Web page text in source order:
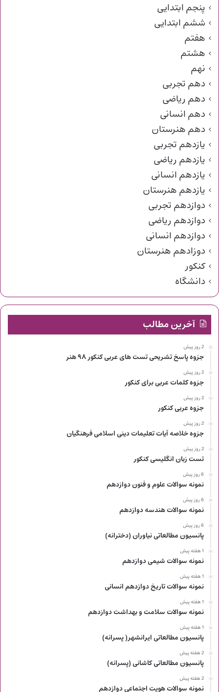
پنجم ابتدایی
ششم ابتدایی
هفتم
هشتم
نهم
دهم تجربی
دهم ریاضی
دهم انسانی
دهم هنرستان
یازدهم تجربی
یازدهم ریاضی
یازدهم انسانی
یازدهم هنرستان
دوازدهم تجربی
دوازدهم ریاضی
دوازدهم انسانی
دوزادهم هنرستان
کنکور
دانشگاه
آخرین مطالب
2 روز پیش
جزوه پاسخ تشریحی تست های عربی کنکور ۹۸ هنر
2 روز پیش
جزوه کلمات عربی برای کنکور
2 روز پیش
جزوه عربی کنکور
2 روز پیش
جزوه خلاصه آیات تعلیمات دینی اسلامی فرهنگیان
2 روز پیش
تست زبان انگلیسی کنکور
6 روز پیش
نمونه سوالات علوم و فنون دوازدهم
6 روز پیش
نمونه سوالات هندسه دوازدهم
6 روز پیش
پانسیون مطالعاتی نیاوران (دخترانه)
1 هفته پیش
نمونه سوالات شیمی دوازدهم
1 هفته پیش
نمونه سوالات تاریخ دوازدهم انسانی
1 هفته پیش
نمونه سوالات سلامت و بهداشت دوازدهم
1 هفته پیش
پانسیون مطالعاتی ایرانشهر( پسرانه)
2 هفته پیش
پانسیون مطالعاتی کاشانی (پسرانه)
2 هفته پیش
نمونه سوالات هویت اجتماعی دوازدهم